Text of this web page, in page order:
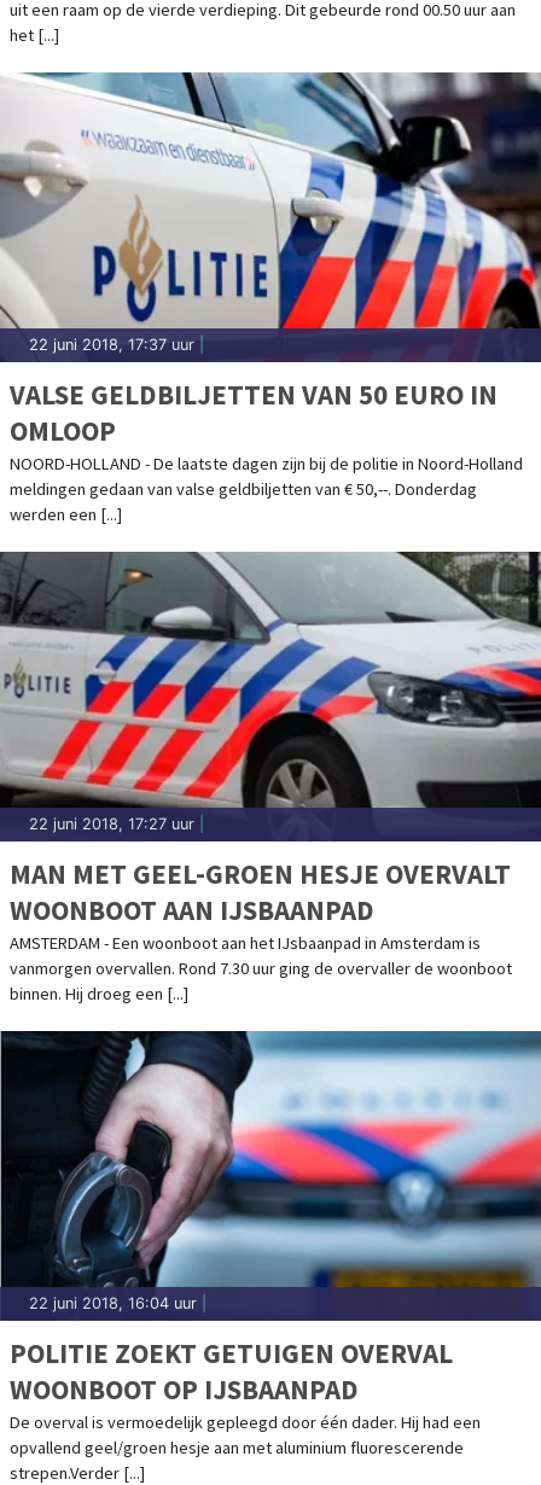
uit een raam op de vierde verdieping. Dit gebeurde rond 00.50 uur aan
het [...]
22 juni 2018, 17:37 uur
VALSE GELDBILJETTEN VAN 50 EURO IN
OMLOOP
NOORD-HOLLAND - De laatste dagen zijn bij de politie in Noord-Holland
meldingen gedaan van valse geldbiljetten van € 50,--. Donderdag
werden een [...]
22 juni 2018, 17:27 uur
MAN MET GEEL-GROEN HESJE OVERVALT
WOONBOOT AAN IJSBAANPAD
AMSTERDAM - Een woonboot aan het IJsbaanpad in Amsterdam is
vanmorgen overvallen. Rond 7.30 uur ging de overvaller de woonboot
binnen. Hij droeg een [...]
22 juni 2018, 16:04 uur
POLITIE ZOEKT GETUIGEN OVERVAL
WOONBOOT OP IJSBAANPAD
De overval is vermoedelijk gepleegd door één dader. Hij had een
opvallend geel/groen hesje aan met aluminium fluorescerende
strepen.Verder [...]